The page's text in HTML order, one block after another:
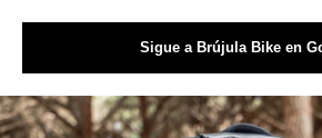
Sigue a Brújula Bike en